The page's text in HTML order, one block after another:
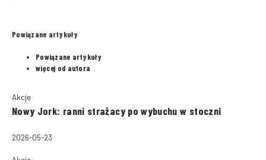
Powiązane artykuły
Powiązane artykuły
więcej od autora
Akcje
Nowy Jork: ranni strażacy po wybuchu w stoczni
2026-05-23